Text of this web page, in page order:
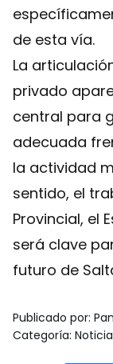
de esta vía.
La
privado
central para
adecuada
la actividad
sentido, el
Provincial, el
será clave
futuro de
Publicado por:
Categoría: